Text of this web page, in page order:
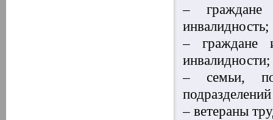
– граждане
инвалидность;
– граждане
инвалидности;
– семьи,
– ветераны